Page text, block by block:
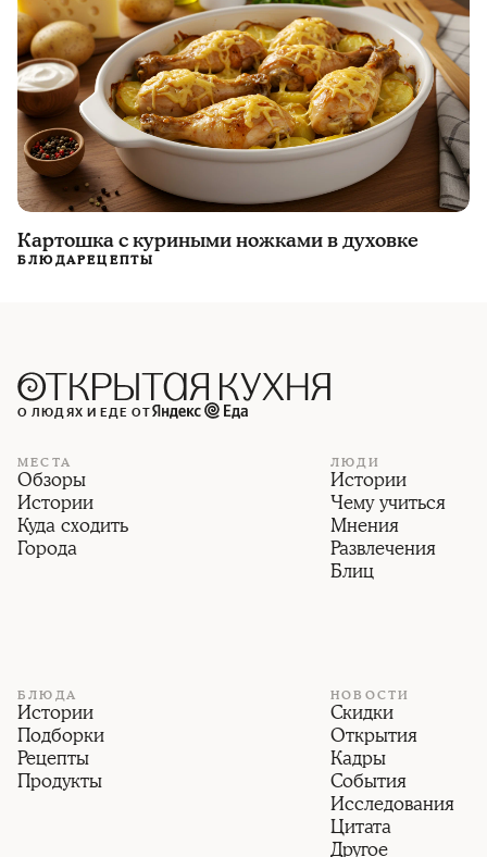
Картошка с куриными ножками в духовке
БЛЮДАРЕЦЕПТЫ
О ЛЮДЯХ И ЕДЕ ОТ
МЕСТА
Обзоры
Истории
Куда сходить
Города
ЛЮДИ
Истории
Чему учиться
Мнения
Развлечения
Блиц
БЛЮДА
Истории
Подборки
Рецепты
Продукты
НОВОСТИ
Скидки
Открытия
Кадры
События
Исследования
Цитата
Другое